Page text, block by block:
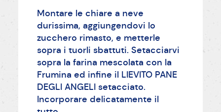
Montare le chiare a neve
durissima, aggiungendovi lo
zucchero rimasto, e metterle
sopra i tuorli sbattuti. Setacciarvi
sopra la farina mescolata con la
Frumina ed infine il LIEVITO PANE
DEGLI ANGELI setacciato.
Incorporare delicatamente il